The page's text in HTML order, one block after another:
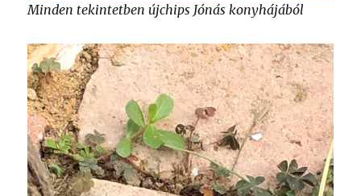
Minden tekintetben újchips Jónás konyhájából